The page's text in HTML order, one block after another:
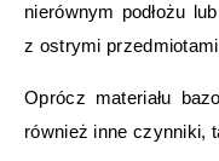
nierównym podłożu
z ostrymi
Oprócz materiału
również inne czynniki,